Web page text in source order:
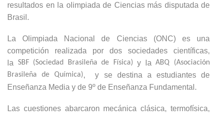
resultados en la olimpiada de Ciencias más disputada de
Brasil.
La Olimpiada Nacional de Ciencias (ONC) es una
competición realizada por dos sociedades científicas,
la SBF (Sociedad Brasileña de Física) y laABQ (Asociación
Brasileña de Química), y se destina a estudiantes de
Enseñanza Media y de 9º de Enseñanza Fundamental.
Las cuestiones abarcaron mecánica clásica, termofísica,